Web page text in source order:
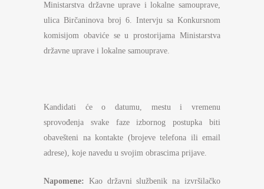
Ministarstva državne uprave i lokalne samouprave,
ulica Birčaninova broj 6. Intervju sa Konkursnom
komisijom obaviće se u prostorijama Ministarstva
državne uprave i lokalne samouprave.
Kandidati će o datumu, mestu i vremenu
sprovođenja svake faze izbornog postupka biti
obavešteni na kontakte (brojeve telefona ili email
adrese), koje navedu u svojim obrascima prijave.
Napomene: Kao državni službenik na izvršilačko